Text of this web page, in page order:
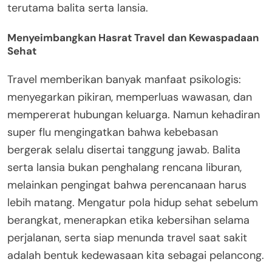
terutama balita serta lansia.
Menyeimbangkan Hasrat Travel dan Kewaspadaan
Sehat
Travel memberikan banyak manfaat psikologis:
menyegarkan pikiran, memperluas wawasan, dan
mempererat hubungan keluarga. Namun kehadiran
super flu mengingatkan bahwa kebebasan
bergerak selalu disertai tanggung jawab. Balita
serta lansia bukan penghalang rencana liburan,
melainkan pengingat bahwa perencanaan harus
lebih matang. Mengatur pola hidup sehat sebelum
berangkat, menerapkan etika kebersihan selama
perjalanan, serta siap menunda travel saat sakit
adalah bentuk kedewasaan kita sebagai pelancong.